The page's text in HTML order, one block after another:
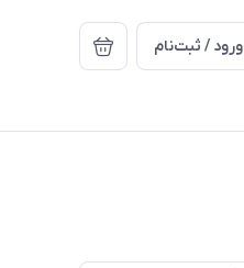
ورود / ثبت‌نام